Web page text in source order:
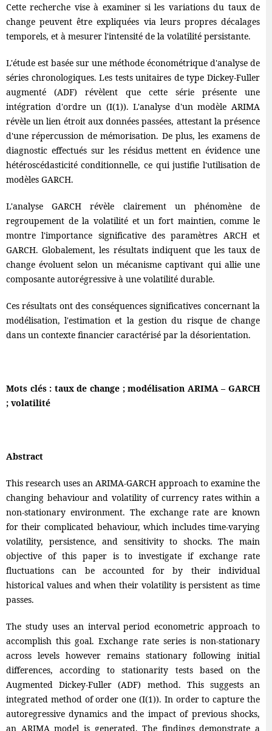
Cette recherche vise à examiner si les variations du taux de
change peuvent être expliquées via leurs propres décalages
temporels, et à mesurer l'intensité de la volatilité persistante.
L'étude est basée sur une méthode économétrique d'analyse de
séries chronologiques. Les tests unitaires de type Dickey-Fuller
augmenté (ADF) révèlent que cette série présente une
intégration d'ordre un (I(1)). L'analyse d'un modèle ARIMA
révèle un lien étroit aux données passées, attestant la présence
d'une répercussion de mémorisation. De plus, les examens de
diagnostic effectués sur les résidus mettent en évidence une
hétéroscédasticité conditionnelle, ce qui justifie l'utilisation de
modèles GARCH.
L'analyse GARCH révèle clairement un phénomène de
regroupement de la volatilité et un fort maintien, comme le
montre l'importance significative des paramètres ARCH et
GARCH. Globalement, les résultats indiquent que les taux de
change évoluent selon un mécanisme captivant qui allie une
composante autorégressive à une volatilité durable.
Ces résultats ont des conséquences significatives concernant la
modélisation, l'estimation et la gestion du risque de change
dans un contexte financier caractérisé par la désorientation.
Mots clés : taux de change ; modélisation ARIMA – GARCH
; volatilité
Abstract
This research uses an ARIMA-GARCH approach to examine the
changing behaviour and volatility of currency rates within a
non-stationary environment. The exchange rate are known
for their complicated behaviour, which includes time-varying
volatility, persistence, and sensitivity to shocks. The main
objective of this paper is to investigate if exchange rate
fluctuations can be accounted for by their individual
historical values and when their volatility is persistent as time
passes.
The study uses an interval period econometric approach to
accomplish this goal. Exchange rate series is non-stationary
across levels however remains stationary following initial
differences, according to stationarity tests based on the
Augmented Dickey-Fuller (ADF) method. This suggests an
integrated method of order one (I(1)). In order to capture the
autoregressive dynamics and the impact of previous shocks,
an ARIMA model is generated. The findings demonstrate a